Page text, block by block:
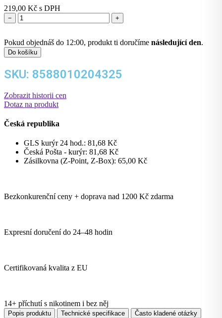
219,00 Kč s DPH
− +
Pokud objednáš do 12:00, produkt ti doručíme následující den.
Do košíku
SKU: 8588010204325
Zobrazit historii cen
Dotaz na produkt
Česká republika
GLS kurýr 24 hod.: 81,68 Kč
Česká Pošta - kurýr: 81,68 Kč
Zásilkovna (Z-Point, Z-Box): 65,00 Kč
Bezkonkurenční ceny + doprava nad 1200 Kč zdarma
Expresní doručení do 24–48 hodin
Certifikovaná kvalita z EU
14+ příchutí s nikotinem i bez něj
Popis produktu Technické specifikace
Často kladené otázky